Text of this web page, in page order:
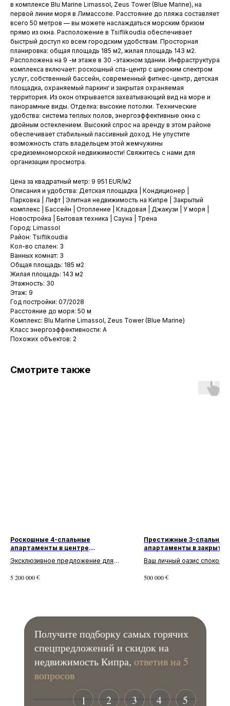
в комплексе Blu Marine Limassol, Zeus Tower (Blue Marine), на
первой линии моря в Лимассоле. Расстояние до пляжа составляет
всего 50 метров — вы можете наслаждаться морским бризом
прямо из окна. Расположение в Tsiflikoudia обеспечивает
быстрый доступ ко всем городским удобствам. Просторная
планировка: общая площадь 185 м2, жилая площадь 143 м2.
Расположена на 9 -м этаже в 30 -этажном здании. Инфраструктура
комплекса включает: роскошный спа-центр с широким спектром
услуг, собственный бассейн, современный фитнес-центр, детская
площадка, охраняемый паркинг и закрытая охраняемая
территория. Из окон открывается захватывающий вид на море и
панорамные виды. Отделка: высокие потолки. Технические
удобства: система теплых полов, энергоэффективные окна с
двойным остеклением. Высокий спрос на аренду в этом районе
обеспечивает стабильный пассивный доход. Не упустите
возможность стать владельцем этой жемчужины
средиземноморской недвижимости! Свяжитесь с нами для
организации просмотра.
Цена за квадратный метр: 9 951 EUR/м2
Описания и удобства: Детская площадка | Кондиционер |
Парковка | Лифт | Элитная недвижимость на Кипре | Закрытый
комплекс | Бассейн | Отопление | Кладовая | Джакузи | У моря |
Новостройка | Бытовая техника | Сауна | Трена
Город: Limassol
Район: Tsiflikoudia
Кол-во спален: 3
Ванных комнат: 3
Общая площадь: 185 м2
Жилая площадь: 143 м2
Этажность: 30
Этаж: 9
Год постройки: 07/2028
Расстояние до моря: 50 м
Комплекс: Blu Marine Limassol, Zeus Tower (Blue Marine)
Класс энергоэффективности: A
Похожих объектов: 2
Смотрите также
Роскошные 4-спальные
апартаменты в центре
Эксклюзивное предложение для
Превосходные апартаменты с 4
5 200 000€
Престижные 3-спальные
апартаменты в
комплексе в Лимассоле
Ваш личный оазис
апартаменты с 3
500 000€
Получите подборку самых горячих
спецпредложений и скидок на
недвижимость Кипра, ответив на 5
вопросов
1
2 3 4 5